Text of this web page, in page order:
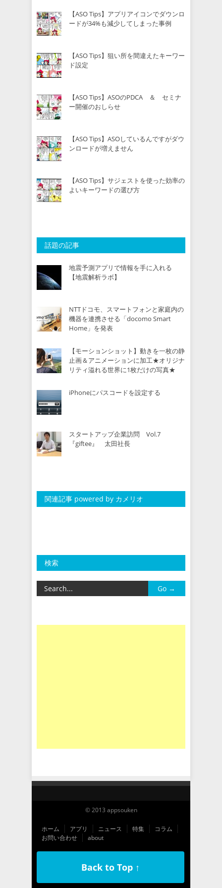
【ASO Tips】アプリアイコンでダウンロ
ードが34%も減少してしまった事例
【ASO Tips】狙い所を間違えたキーワー
ド設定
【ASO Tips】ASOのPDCA ＆ セミナ
ー開催のおしらせ
【ASO Tips】ASOしているんですがダウ
ンロードが増えません
【ASO Tips】サジェストを使った効率の
よいキーワードの選び方
話題の記事
地震予測アプリで情報を手に入れる
【地震解析ラボ】
NTTドコモ、スマートフォンと家庭内の
機器を連携させる「docomo Smart
Home」を発表
【モーションショット】動きを一枚の静
止画＆アニメーションに加工★オリジナ
リティ溢れる世界に1枚だけの写真★
iPhoneにパスコードを設定する
スタートアップ企業訪問 Vol.7
『giftee』 太田社長
関連記事 powered by カメリオ
検索
© 2013 appsouken
ホーム アプリ ニュース 特集
コラム
お問い合わせ
about
Back to Top ↑